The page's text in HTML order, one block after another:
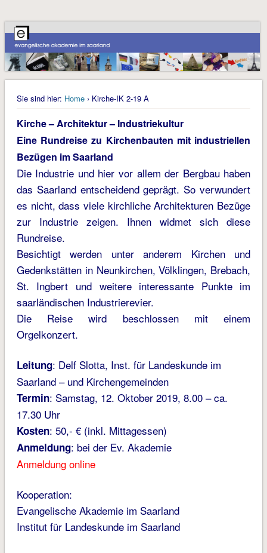
Sie sind hier: Home› Kirche-IK 2-19 A
Kirche – Architektur – Industriekultur
Eine Rundreise zu Kirchenbauten mit industriellen
Bezügen im Saarland
Die Industrie und hier vor allem der Bergbau haben
das Saarland entscheidend geprägt. So verwundert
es nicht, dass viele kirchliche Architekturen Bezüge
zur Industrie zeigen. Ihnen widmet sich diese
Rundreise.
Besichtigt werden unter anderem Kirchen und
Gedenkstätten in Neunkirchen, Völklingen, Brebach,
St. Ingbert und weitere interessante Punkte im
saarländischen Industrierevier.
Die Reise wird beschlossen mit einem
Orgelkonzert.
Leitung: Delf Slotta, Inst. für Landeskunde im
Saarland – und Kirchengemeinden
Termin: Samstag, 12. Oktober 2019, 8.00 – ca.
17.30 Uhr
Kosten: 50,- € (inkl. Mittagessen)
Anmeldung: bei der Ev. Akademie
Anmeldung online
Kooperation:
Evangelische Akademie im Saarland
Institut für Landeskunde im Saarland